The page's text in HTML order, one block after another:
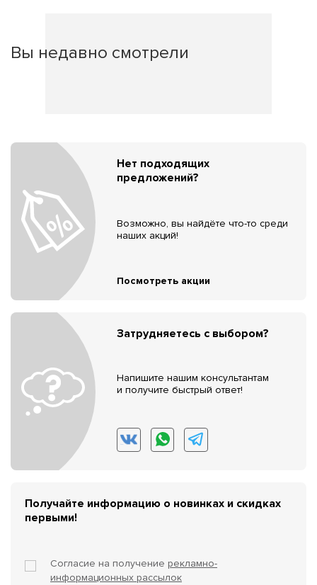
Вы недавно смотрели
Нет подходящих
предложений?
Возможно, вы найдёте что-то среди
наших акций!
Посмотреть акции
Затрудняетесь с выбором?
Напишите нашим консультантам
и получите быстрый ответ!
Получайте информацию о новинках и скидках
первыми!
Согласие на получение рекламно-
информационных рассылок